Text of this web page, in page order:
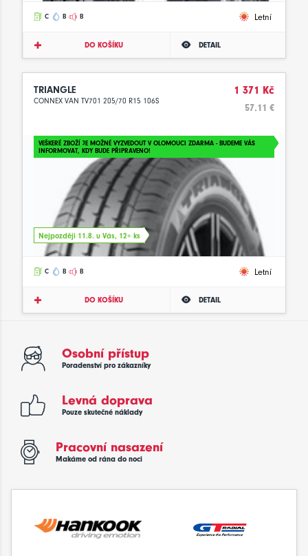
C B B Letní
DO KOŠÍKU DETAIL
TRIANGLE
CONNEX VAN TV701 205/70 R15 106S
1 371 Kč
57.11 €
VEŠKERÉ ZBOŽÍ JE MOŽNÉ VYZVEDOUT V OLOMOUCI ZDARMA - BUDEME VÁS
INFORMOVAT, KDY BUDE PŘIPRAVENO!
Nejpozději 11.8. u Vás, 12+ ks
C B B Letní
DO KOŠÍKU DETAIL
Osobní přístup
Poradenství pro zákazníky
Levná doprava
Pouze skutečné náklady
Pracovní nasazení
Makáme od rána do noci